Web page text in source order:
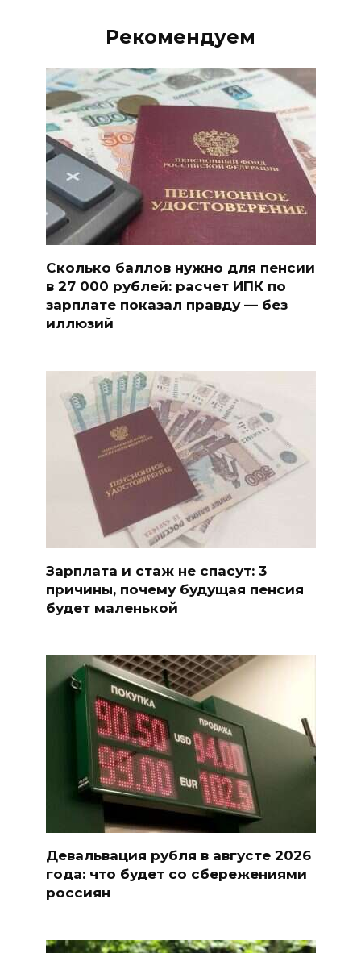
Рекомендуем
Сколько баллов нужно для пенсии
в 27 000 рублей: расчет ИПК по
зарплате показал правду — без
иллюзий
Зарплата и стаж не спасут: 3
причины, почему будущая пенсия
будет маленькой
Девальвация рубля в августе 2026
года: что будет со сбережениями
россиян